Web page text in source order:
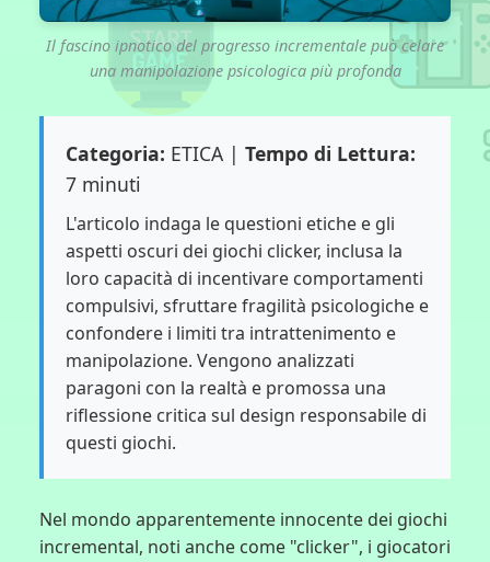
Il fascino ipnotico del progresso incrementale può celare
una manipolazione psicologica più profonda
Categoria: ETICA | Tempo di Lettura:
7 minuti
L'articolo indaga le questioni etiche e gli
aspetti oscuri dei giochi clicker, inclusa la
loro capacità di incentivare comportamenti
compulsivi, sfruttare fragilità psicologiche e
confondere i limiti tra intrattenimento e
manipolazione. Vengono analizzati
paragoni con la realtà e promossa una
riflessione critica sul design responsabile di
questi giochi.
Nel mondo apparentemente innocente dei giochi
incremental, noti anche come "clicker", i giocatori